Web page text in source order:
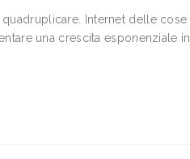
Internet delle
una crescita esponenziale